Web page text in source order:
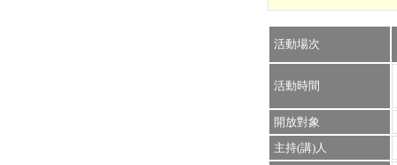
活動場次
活動時間
開放對象
主持(講)人